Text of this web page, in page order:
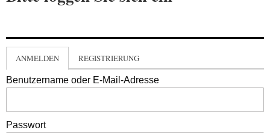
ANMELDEN REGISTRIERUNG
Benutzername oder E-Mail-Adresse
Passwort